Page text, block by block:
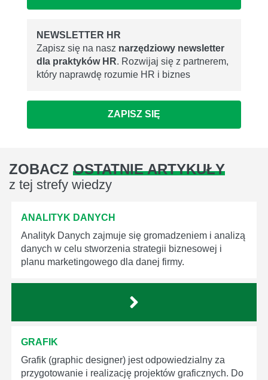
NEWSLETTER HR
Zapisz się na nasz narzędziowy newsletter
dla praktyków HR. Rozwijaj się z partnerem,
który naprawdę rozumie HR i biznes
ZAPISZ SIĘ
ZOBACZ OSTATNIE ARTYKUŁY
z tej strefy wiedzy
ANALITYK DANYCH
Analityk Danych zajmuje się gromadzeniem i analizą
danych w celu stworzenia strategii biznesowej i
planu marketingowego dla danej firmy.
GRAFIK
Grafik (graphic designer) jest odpowiedzialny za
przygotowanie i realizację projektów graficznych. Do